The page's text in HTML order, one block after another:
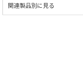
関連製品別に見る